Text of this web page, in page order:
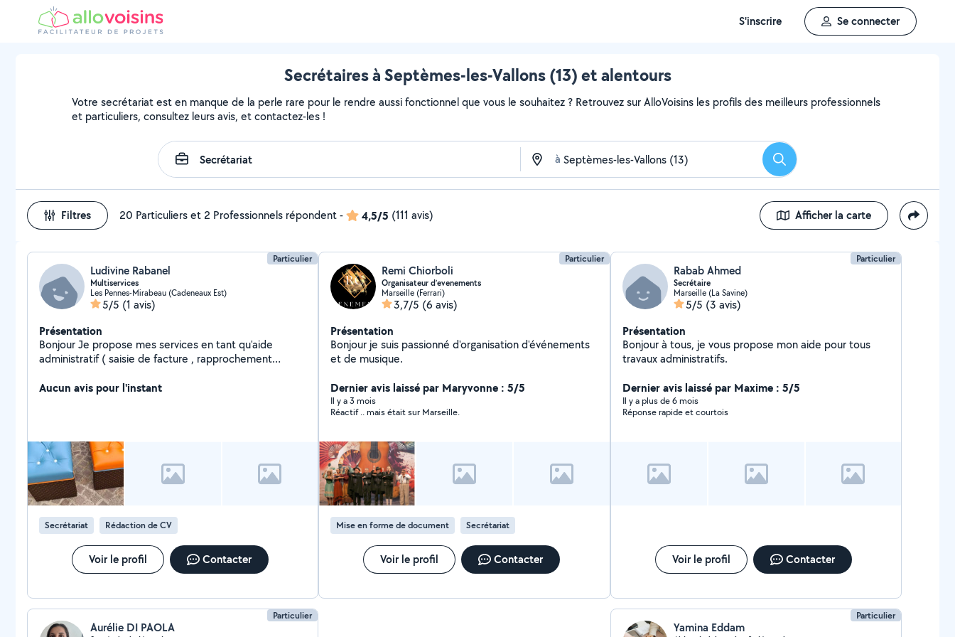
S'inscrire Se connecter
Secrétaires à Septèmes-les-Vallons (13) et alentours
Votre secrétariat est en manque de la perle rare pour le rendre aussi fonctionnel que vous le souhaitez ? Retrouvez sur AlloVoisins les profils des meilleurs professionnels
et particuliers, consultez leurs avis, et contactez-les !
à Rechercher
Filtres 20 Particuliers et 2 Professionnels répondent- 4,5/5 (111 avis) Afficher la carte
Particulier
Ludivine Rabanel
Multiservices
Les Pennes-Mirabeau (Cadeneaux Est)
5/5 (1 avis)
Présentation
Bonjour Je propose mes services en tant qu'aide
administratif ( saisie de facture , rapprochement
ménage ainsi que accompagnement et gardes de
Aucun avis pour l'instant
Secrétariat Rédaction de CV
Voir le profil Contacter
Particulier
Remi Chiorboli
Organisateur d’evenements
Marseille (Ferrari)
3,7/5 (6 avis)
Présentation
Bonjour je suis passionné d'organisation d'événements
et de musique.
Dernier avis laissé par Maryvonne : 5/5
Il y a 3 mois
Réactif .. mais était sur Marseille.
Mise en forme de document Secrétariat
Voir le profil Contacter
Particulier
Rabab Ahmed
Secrétaire
Marseille (La Savine)
5/5 (3 avis)
Présentation
Bonjour à tous, je vous propose mon aide pour tous
travaux administratifs.
Dernier avis laissé par Maxime : 5/5
Il y a plus de 6 mois
Réponse rapide et courtois
Voir le profil Contacter
Particulier
Aurélie DI PAOLA
Particulier
Yamina Eddam